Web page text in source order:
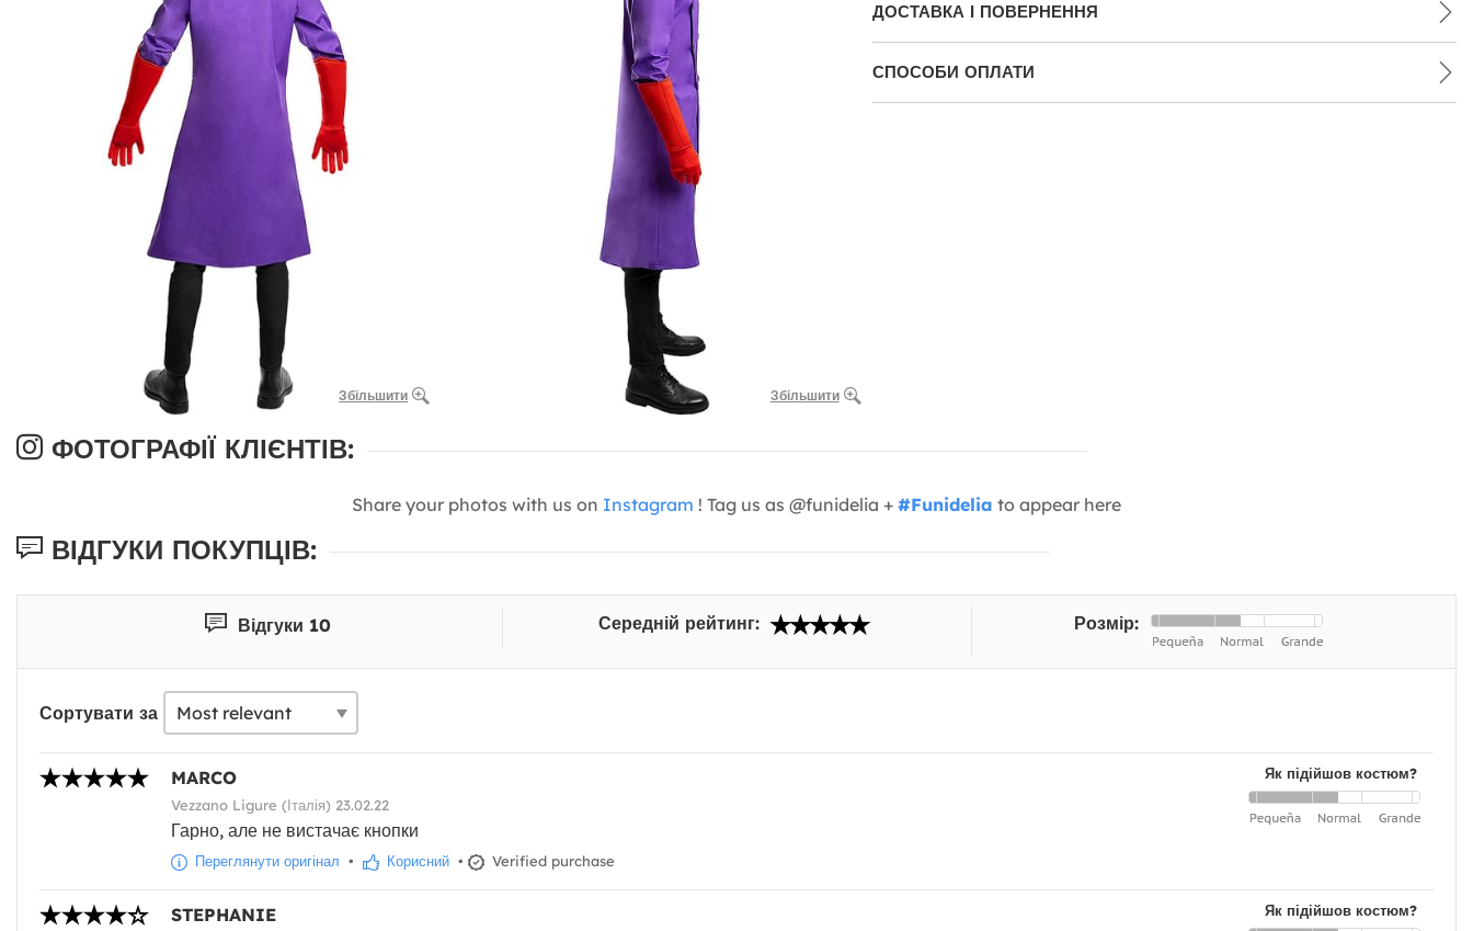
Збільшити Збільшити
ДОСТАВКА І ПОВЕРНЕННЯ
СПОСОБИ ОПЛАТИ
ФОТОГРАФІЇ КЛІЄНТІВ:
Share your photos with us on Instagram ! Tag us as @funidelia + #Funidelia to appear here
ВІДГУКИ ПОКУПЦІВ:
Відгуки 10 Середній рейтинг: Розмір:
Сортувати за
Як підійшов костюм?
MARCO
Vezzano Ligure (Італія) 23.02.22
Гарно, але не вистачає кнопки
Переглянути оригінал • Корисний • Verified purchase
Як підійшов костюм?
STEPHANIE